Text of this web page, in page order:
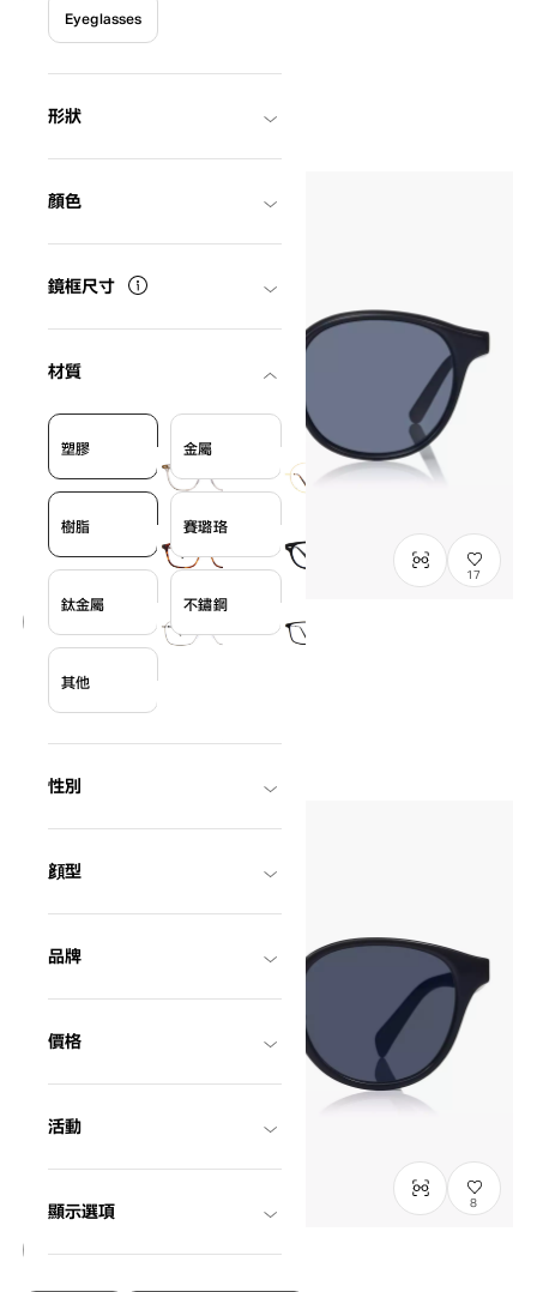
Eyeglasses
形狀
顏色
鏡框尺寸
材質
塑膠 金屬
樹脂 賽璐珞
鈦金屬 不鏽鋼
其他
性別
顔型
品牌
價格
活動
顯示選項
OWNDAYS | SUN
SUN2128M-6SC1 / Size: XL
17
NEW
OWNDAYS | SUN
8